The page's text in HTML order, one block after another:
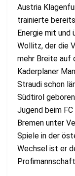
Austria
trainierte
Energie mit und
Wollitz, der die
mehr Breite auf
Kaderplaner
Straudi schon
Südtirol
Jugend beim
Bremen unter
Spiele in der
Wechsel ist er